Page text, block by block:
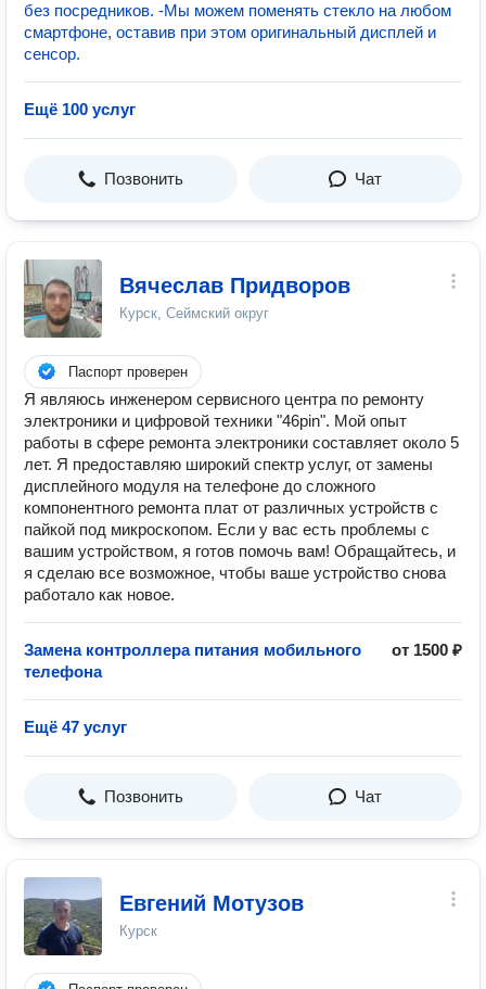
без посредников. -Мы можем поменять стекло на любом
смартфоне, оставив при этом оригинальный дисплей и
сенсор.
Ещё 100 услуг
Позвонить Чат
Вячеслав Придворов
Курск, Сеймский округ
Паспорт проверен
Я являюсь инженером сервисного центра по ремонту
электроники и цифровой техники "46pin". Мой опыт
работы в сфере ремонта электроники составляет около 5
лет. Я предоставляю широкий спектр услуг, от замены
дисплейного модуля на телефоне до сложного
компонентного ремонта плат от различных устройств с
пайкой под микроскопом. Если у вас есть проблемы с
вашим устройством, я готов помочь вам! Обращайтесь, и
я сделаю все возможное, чтобы ваше устройство снова
работало как новое.
Замена контроллера питания мобильного
телефона
от 1500 ₽
Ещё 47 услуг
Позвонить Чат
Евгений Мотузов
Курск